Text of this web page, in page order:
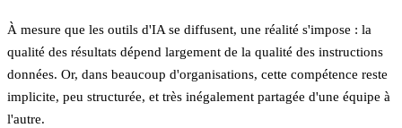
À mesure que les outils d'IA se diffusent, une réalité s'impose : la
qualité des résultats dépend largement de la qualité des instructions
données. Or, dans beaucoup d'organisations, cette compétence reste
implicite, peu structurée, et très inégalement partagée d'une équipe à
l'autre.